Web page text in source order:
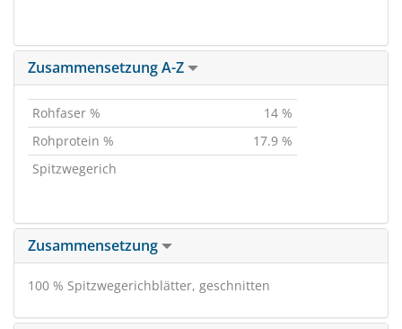
Zusammensetzung A-Z
Rohfaser %
14 %
Rohprotein %
17.9 %
Spitzwegerich
Zusammensetzung
100 % Spitzwegerichblätter, geschnitten